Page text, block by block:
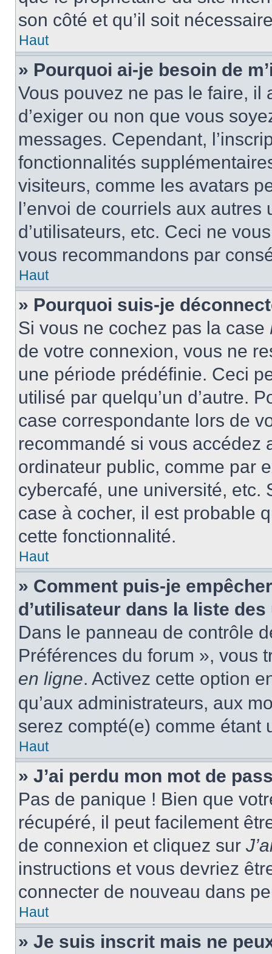
son côté et qu’il soit
Haut
» Pourquoi ai-je besoin de
Vous pouvez ne pas le faire, il
d’exiger ou non que vous
messages. Cependant,
fonctionnalités
visiteurs, comme les avatars
l’envoi de courriels aux
d’utilisateurs, etc. Ceci ne
vous recommandons par
Haut
» Pourquoi suis-je
Si vous ne cochez pas la case
de votre connexion, vous ne
une période prédéfinie. Ceci
utilisé par quelqu’un d’autre.
case correspondante lors de
recommandé si vous accédez
ordinateur public, comme par
cybercafé, une université, etc.
case à cocher, il est probable
cette fonctionnalité.
Haut
» Comment puis-je
d’utilisateur dans la liste
Dans le panneau de contrôle
Préférences du forum », vous
en ligne. Activez cette option
qu’aux administrateurs, aux
serez compté(e) comme étant
Haut
» J’ai perdu mon mot de
Pas de panique ! Bien que
récupéré, il peut facilement
de connexion et cliquez sur
instructions et vous devriez
connecter de nouveau dans
Haut
» Je suis inscrit mais ne